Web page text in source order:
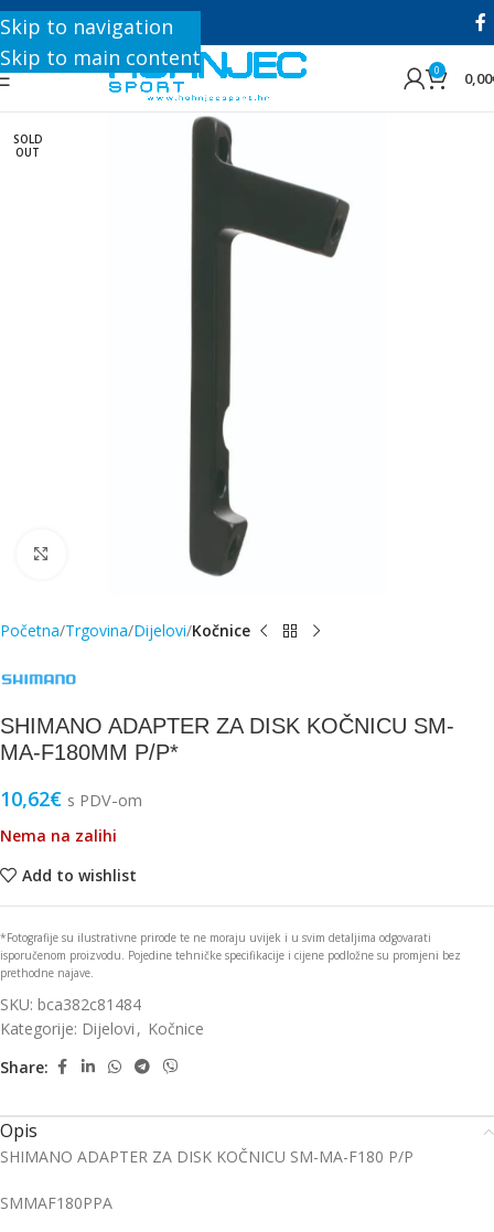
Skip to navigation
Skip to main content
+385 1 8896 200
0 0,00
SOLD
OUT
Početna Trgovina Dijelovi Kočnice
SHIMANO ADAPTER ZA DISK KOČNICU SM-
MA-F180MM P/P*
10,62€ s PDV-om
Nema na zalihi
Add to wishlist
*Fotografije su ilustrativne prirode te ne moraju uvijek i u svim detaljima odgovarati
isporučenom proizvodu. Pojedine tehničke specifikacije i cijene podložne su promjeni bez
prethodne najave.
SKU: bca382c81484
Kategorije: Dijelovi , Kočnice
Share:
Opis
SHIMANO ADAPTER ZA DISK KOČNICU SM-MA-F180 P/P
SMMAF180PPA